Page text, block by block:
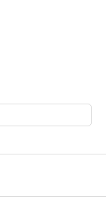
dây, béc phun